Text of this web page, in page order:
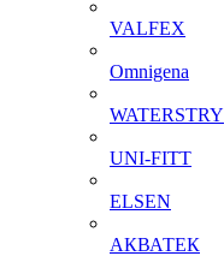
VALFEX
Omnigena
WATERSTRY
UNI-FITT
ELSEN
АКВАТЕК